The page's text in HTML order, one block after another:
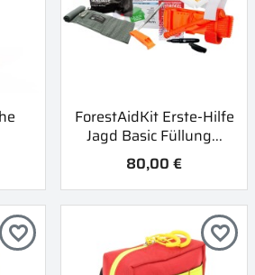
ForestAidKit Erste-Hilfe
Jagd Basic Füllung...
80,00 €
favorite_border favorite_border